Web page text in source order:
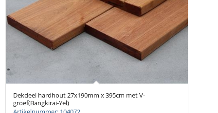
Dekdeel hardhout 27x190mm x 395cm met V-
groef(Bangkirai-Yel)